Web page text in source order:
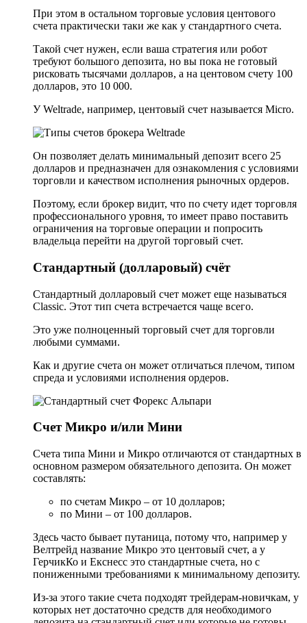
При этом в остальном торговые условия центового
счета практически таки же как у стандартного счета.
Такой счет нужен, если ваша стратегия или робот
требуют большого депозита, но вы пока не готовый
рисковать тысячами долларов, а на центовом счету 100
долларов, это 10 000.
У Weltrade, например, центовый счет называется Micro.
Он позволяет делать минимальный депозит всего 25
долларов и предназначен для ознакомления с условиями
торговли и качеством исполнения рыночных ордеров.
Поэтому, если брокер видит, что по счету идет торговля
профессионального уровня, то имеет право поставить
ограничения на торговые операции и попросить
владельца перейти на другой торговый счет.
Стандартный (долларовый) счёт
Стандартный долларовый счет может еще называться
Сlassiс. Этот тип счета встречается чаще всего.
Это уже полноценный торговый счет для торговли
любыми суммами.
Как и другие счета он может отличаться плечом, типом
спреда и условиями исполнения ордеров.
Счет Микро и/или Мини
Счета типа Мини и Микро отличаются от стандартных в
основном размером обязательного депозита. Он может
составлять:
по счетам Микро – от 10 долларов;
по Мини – от 100 долларов.
Здесь часто бывает путаница, потому что, например у
Велтрейд название Микро это центовый счет, а у
ГерчикКо и Екснесс это стандартные счета, но с
пониженными требованиями к минимальному депозиту.
Из-за этого такие счета подходят трейдерам-новичкам, у
которых нет достаточно средств для необходимого